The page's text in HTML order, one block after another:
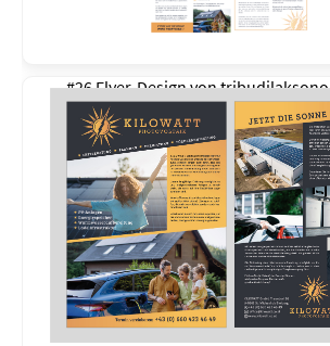
#26 Flyer-Design vontribudilaksono